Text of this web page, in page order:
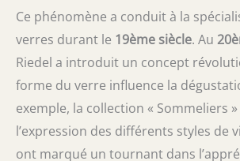
Ce phénomène a conduit à la
verres durant le 19ème siècle. Au
Riedel a introduit un concept
forme du verre influence la
exemple, la collection « Sommeliers
l’expression des différents styles de
ont marqué un tournant dans